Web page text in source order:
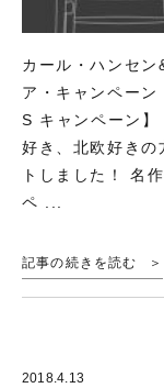
カール・ハンセ
ア・キャンペー
S キャンペーン】
好き、北欧好きの
トしました！ 名
ペ ...
記事の続きを読む
2018.4.13